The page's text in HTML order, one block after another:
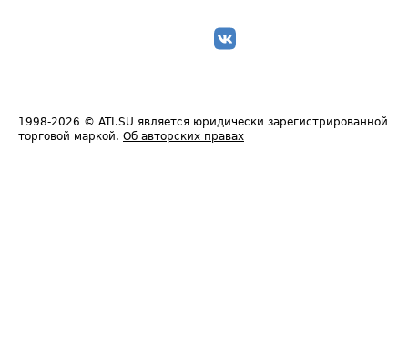
1998-2026 © ATI.SU является юридически зарегистрированной
торговой маркой. Об авторских правах